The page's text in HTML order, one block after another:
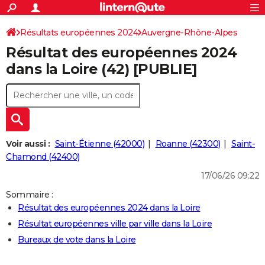
ACTUALITÉS
Politique
Société
Faits Divers
Education
Monde
Villes
+
SPORT
Coupe du monde 2026
Football
Tennis
Cyclisme
Rugby
Forum
CULTURE
Programme TV
TNT
Streaming
Cinéma
Sorties cinéma
Musique
+
FINANCE
Retraite
Impôts
Epargne
Immobilier
Risques naturels par ville
Banque
Assurance
Crédit
AUTO
Essais
Réserver un essai
Citadines
Berlines
SUV
Forum auto
+
HIGH-TECH
Mobiles
Meilleur smartphone
Internet
Ordinateurs
Jeux vidéo
Guide high-tech
+
BRICOLAGE
Guides de France
Escapades
Patrimoine
Expositions
Musées
Week-end nature
LIFESTYLE
Art de vivre
Bien-être
Loisirs
Mode
Modes de vie
Rechercher
S'inscrire
Connexion
Résultats européennes 2024 Auvergne-Rhône-Alpes
Résultat des européennes 2024
dans la Loire (42) [PUBLIE]
Voir aussi : Saint-Étienne (42000) Roanne (42300)
Saint-
Chamond (42400)
17/06/26 09:22
Sommaire :
Résultat des européennes 2024 dans la Loire
Résultat européennes ville par ville dans la Loire
Bureaux de vote dans la Loire